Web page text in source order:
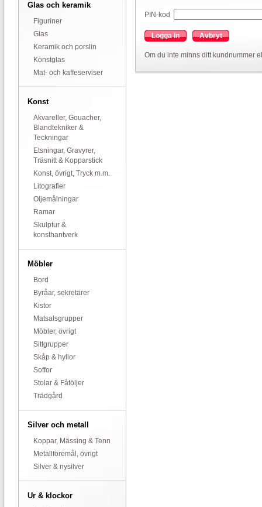
Glas och keramik
Figuriner
Glas
Keramik och porslin
Konstglas
Mat- och kaffeserviser
Konst
Akvareller, Gouacher,
Blandtekniker &
Teckningar
Etsningar, Gravyrer,
Träsnitt & Kopparstick
Konst, övrigt, Tryck m.m.
Litografier
Oljemålningar
Ramar
Skulptur &
konsthantverk
Möbler
Bord
Byråar, sekretärer
Kistor
Matsalsgrupper
Möbler, övrigt
Sittgrupper
Skåp & hyllor
Soffor
Stolar & Fåtöljer
Trädgård
Silver och metall
Koppar, Mässing & Tenn
Metallföremål, övrigt
Silver & nysilver
Ur & klockor
PIN-kod
Logga in Avbryt
Om du inte minns ditt kundnummer